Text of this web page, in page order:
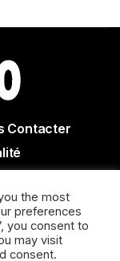
Contacter
- Actualité
the most
preferences
you consent to
may visit
consent.